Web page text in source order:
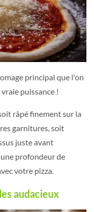
principal que l'on
puissance !
râpé finement sur la
garnitures, soit
juste avant
profondeur de
votre pizza.
audacieux